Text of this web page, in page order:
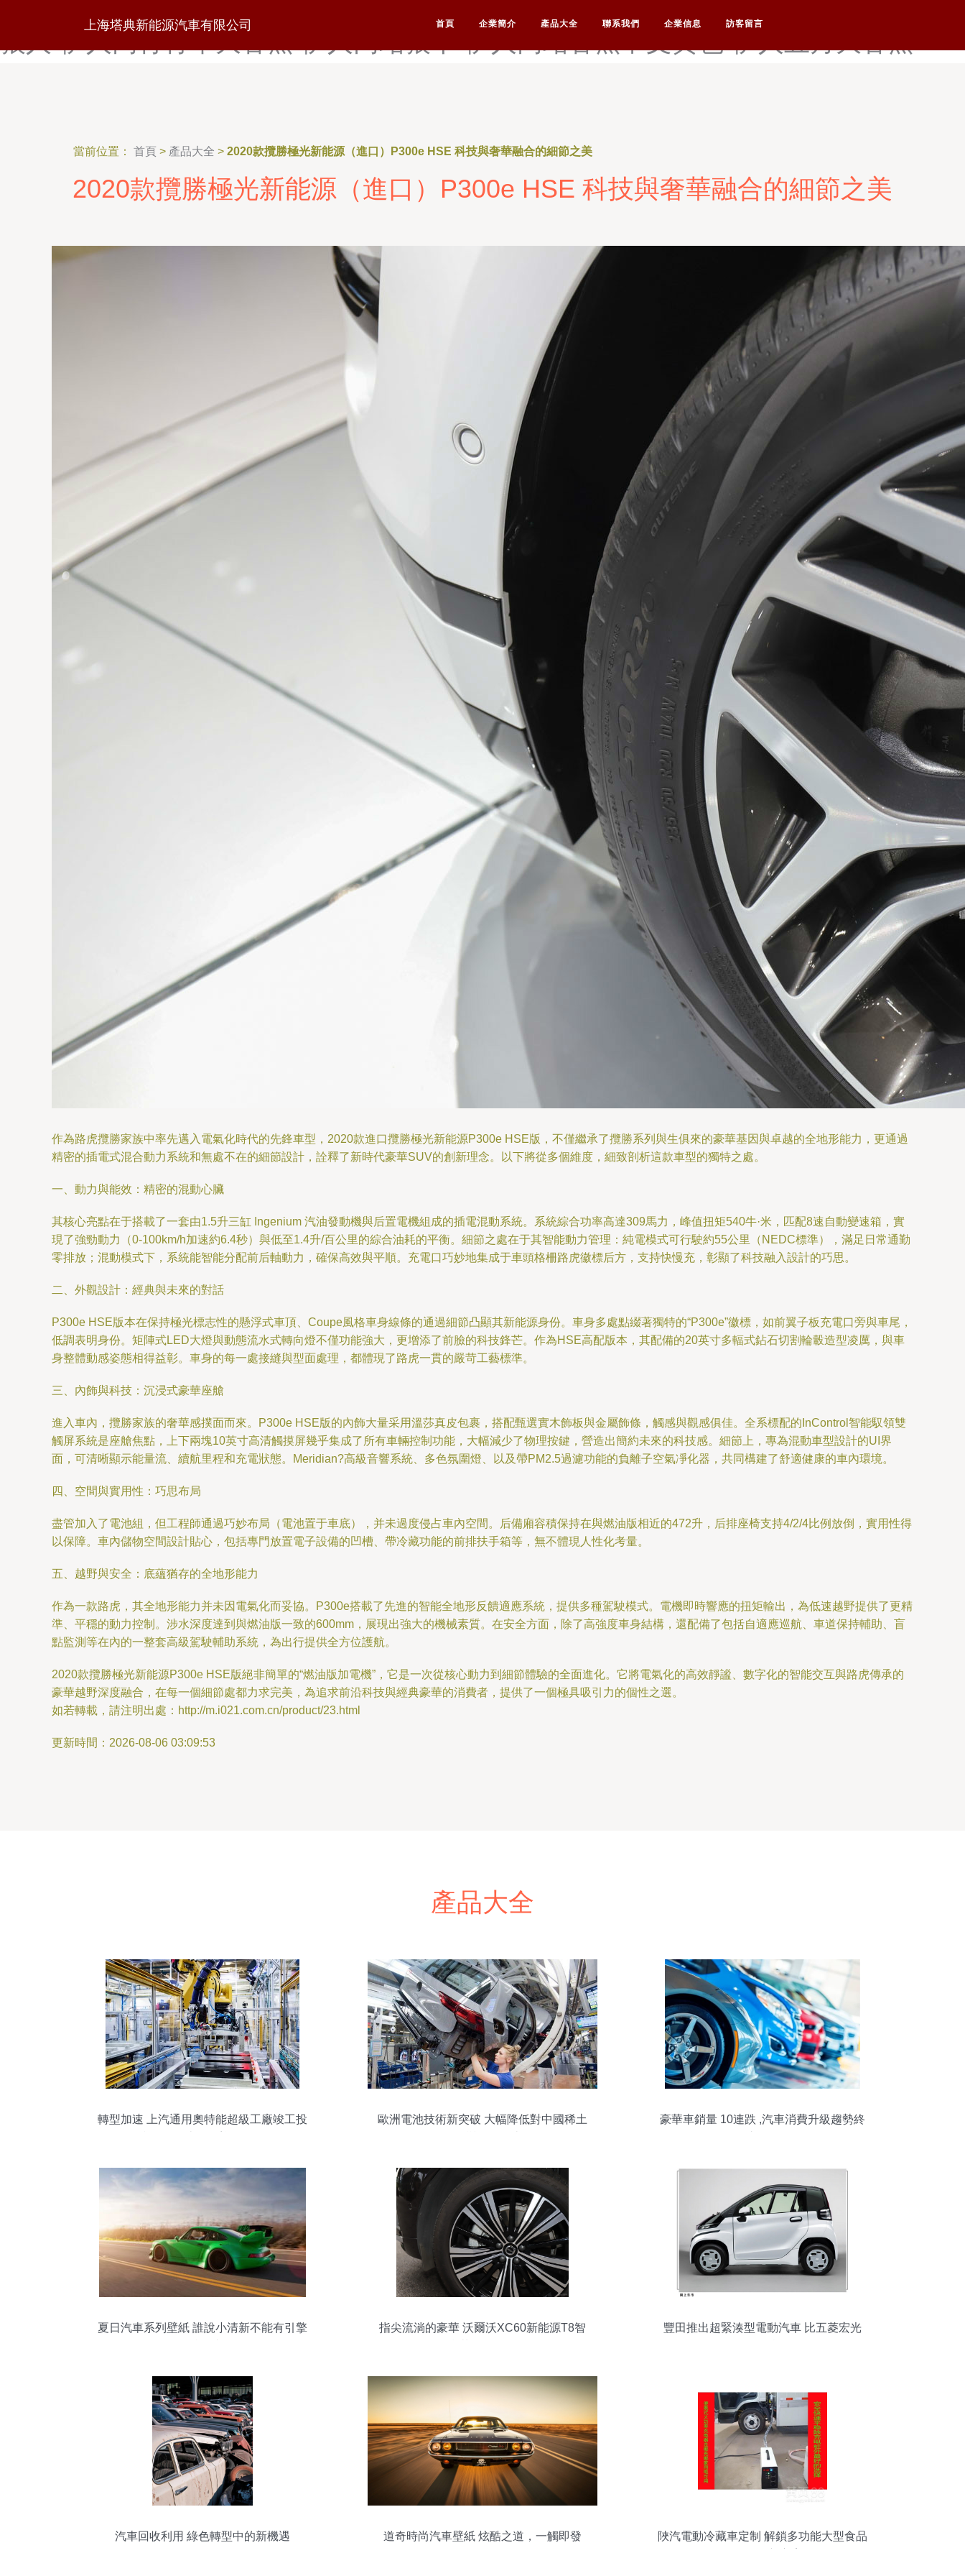
伊人婷婷五月天综合-伊人婷婷香蕉-伊人网AV-伊人网大香蕉-伊人网东京热AV-伊人网
上海塔典新能源汽車有限公司 首頁 企業簡介 產品大全 聯系我們 企業信息 訪客留言
當前位置： 首頁 > 產品大全 > 2020款攬勝極光新能源（進口）P300e HSE 科技與奢華融合的細節之美
2020款攬勝極光新能源（進口）P300e HSE 科技與奢華融合的細節之美
作為路虎攬勝家族中率先邁入電氣化時代的先鋒車型，2020款進口攬勝極光新能源P300e HSE版，不僅繼承了攬勝系列與生俱來的豪華基因與卓越的全地形能力，更通過
精密的插電式混合動力系統和無處不在的細節設計，詮釋了新時代豪華SUV的創新理念。以下將從多個維度，細致剖析這款車型的獨特之處。
一、動力與能效：精密的混動心臟
其核心亮點在于搭載了一套由1.5升三缸 Ingenium 汽油發動機與后置電機組成的插電混動系統。系統綜合功率高達309馬力，峰值扭矩540牛·米，匹配8速自動變速箱，實
現了強勁動力（0-100km/h加速約6.4秒）與低至1.4升/百公里的綜合油耗的平衡。細節之處在于其智能動力管理：純電模式可行駛約55公里（NEDC標準），滿足日常通勤
零排放；混動模式下，系統能智能分配前后軸動力，確保高效與平順。充電口巧妙地集成于車頭格柵路虎徽標后方，支持快慢充，彰顯了科技融入設計的巧思。
二、外觀設計：經典與未來的對話
P300e HSE版本在保持極光標志性的懸浮式車頂、Coupe風格車身線條的通過細節凸顯其新能源身份。車身多處點綴著獨特的“P300e”徽標，如前翼子板充電口旁與車尾，
低調表明身份。矩陣式LED大燈與動態流水式轉向燈不僅功能強大，更增添了前臉的科技鋒芒。作為HSE高配版本，其配備的20英寸多輻式鉆石切割輪轂造型凌厲，與車
身整體動感姿態相得益彰。車身的每一處接縫與型面處理，都體現了路虎一貫的嚴苛工藝標準。
三、內飾與科技：沉浸式豪華座艙
進入車內，攬勝家族的奢華感撲面而來。P300e HSE版的內飾大量采用溫莎真皮包裹，搭配甄選實木飾板與金屬飾條，觸感與觀感俱佳。全系標配的InControl智能馭領雙
觸屏系統是座艙焦點，上下兩塊10英寸高清觸摸屏幾乎集成了所有車輛控制功能，大幅減少了物理按鍵，營造出簡約未來的科技感。細節上，專為混動車型設計的UI界
面，可清晰顯示能量流、續航里程和充電狀態。Meridian?高級音響系統、多色氛圍燈、以及帶PM2.5過濾功能的負離子空氣凈化器，共同構建了舒適健康的車內環境。
四、空間與實用性：巧思布局
盡管加入了電池組，但工程師通過巧妙布局（電池置于車底），并未過度侵占車內空間。后備廂容積保持在與燃油版相近的472升，后排座椅支持4/2/4比例放倒，實用性得
以保障。車內儲物空間設計貼心，包括專門放置電子設備的凹槽、帶冷藏功能的前排扶手箱等，無不體現人性化考量。
五、越野與安全：底蘊猶存的全地形能力
作為一款路虎，其全地形能力并未因電氣化而妥協。P300e搭載了先進的智能全地形反饋適應系統，提供多種駕駛模式。電機即時響應的扭矩輸出，為低速越野提供了更精
準、平穩的動力控制。涉水深度達到與燃油版一致的600mm，展現出強大的機械素質。在安全方面，除了高強度車身結構，還配備了包括自適應巡航、車道保持輔助、盲
點監測等在內的一整套高級駕駛輔助系統，為出行提供全方位護航。
2020款攬勝極光新能源P300e HSE版絕非簡單的“燃油版加電機”，它是一次從核心動力到細節體驗的全面進化。它將電氣化的高效靜謐、數字化的智能交互與路虎傳承的
豪華越野深度融合，在每一個細節處都力求完美，為追求前沿科技與經典豪華的消費者，提供了一個極具吸引力的個性之選。
如若轉載，請注明出處：http://m.i021.com.cn/product/23.html
更新時間：2026-08-06 03:09:53
產品大全
轉型加速 上汽通用奧特能超級工廠竣工投
歐洲電池技術新突破 大幅降低對中國稀土
豪華車銷量 10連跌 ,汽車消費升級趨勢終
夏日汽車系列壁紙 誰說小清新不能有引擎
指尖流淌的豪華 沃爾沃XC60新能源T8智
豐田推出超緊湊型電動汽車 比五菱宏光
汽車回收利用 綠色轉型中的新機遇 道奇時尚汽車壁紙 炫酷之道，一觸即發
陜汽電動冷藏車定制 解鎖多功能大型食品